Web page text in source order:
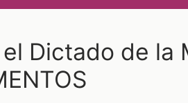
Dictado de la